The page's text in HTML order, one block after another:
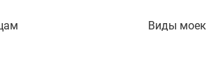
Виды моек